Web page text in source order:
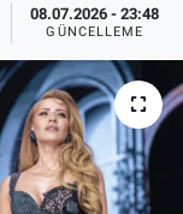
08.07.2026 - 23:48
GÜNCELLEME